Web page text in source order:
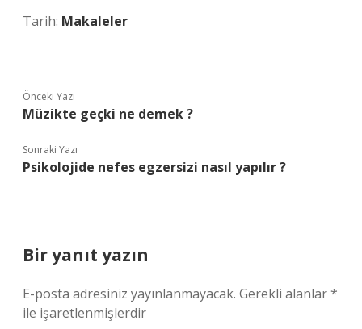
Tarih: Makaleler
Önceki Yazı
Müzikte geçki ne demek ?
Sonraki Yazı
Psikolojide nefes egzersizi nasıl yapılır ?
Bir yanıt yazın
E-posta adresiniz yayınlanmayacak. Gerekli alanlar*
ile işaretlenmişlerdir